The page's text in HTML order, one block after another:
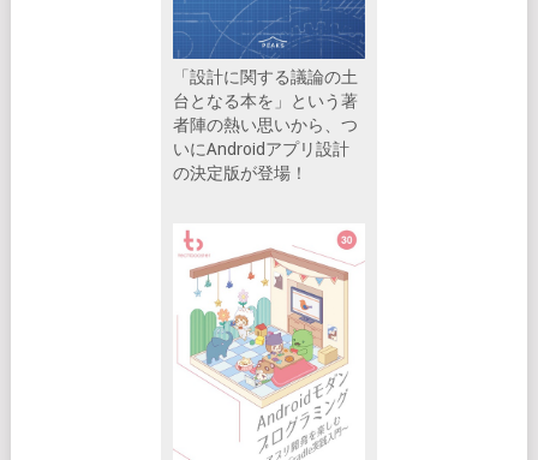
「設計に関する議論の土
台となる本を」という著
者陣の熱い思いから、つ
いにAndroidアプリ設計
の決定版が登場！